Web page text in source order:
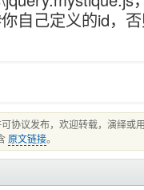
自己定义的id，
协议发布，欢迎转载，演绎或
原文链接。